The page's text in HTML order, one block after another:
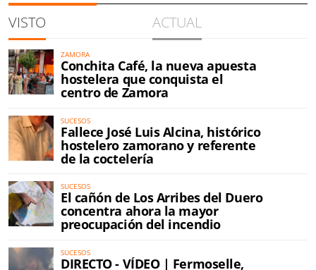
VISTO ACTUAL
ZAMORA
Conchita Café, la nueva apuesta
hostelera que conquista el
centro de Zamora
SUCESOS
Fallece José Luis Alcina, histórico
hostelero zamorano y referente
de la coctelería
SUCESOS
El cañón de Los Arribes del Duero
concentra ahora la mayor
preocupación del incendio
SUCESOS
DIRECTO - VÍDEO | Fermoselle,